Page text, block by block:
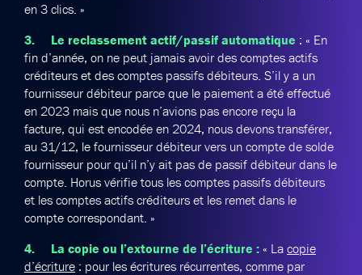
en 3 clics. »
3. Le reclassement actif/passif automatique : « En
fin d’année, on ne peut jamais avoir des comptes actifs
créditeurs et des comptes passifs débiteurs. S’il y a un
fournisseur débiteur parce que le paiement a été effectué
en 2023 mais que nous n’avions pas encore reçu la
facture, qui est encodée en 2024, nous devons transférer,
au 31/12, le fournisseur débiteur vers un compte de solde
fournisseur pour qu’il n’y ait pas de passif débiteur dans le
compte. Horus vérifie tous les comptes passifs débiteurs
et les comptes actifs créditeurs et les remet dans le
compte correspondant. »
4. La copie ou l’extourne de l’écriture : « La copie
d’écriture : pour les écritures récurrentes, comme par